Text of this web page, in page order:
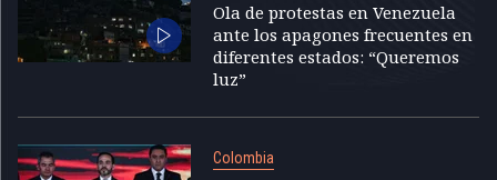
Ola de protestas en Venezuela
ante los apagones frecuentes en
diferentes estados: “Queremos
luz”
Colombia